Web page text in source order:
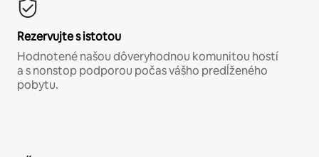
Rezervujte s istotou
Hodnotené našou dôveryhodnou komunitou hostí
a s nonstop podporou počas vášho predĺženého
pobytu.